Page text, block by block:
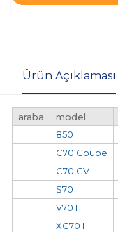
Ürün Açıklaması
araba model
850
C70 Coupe
C70 CV
S70
V70 I
XC70 I